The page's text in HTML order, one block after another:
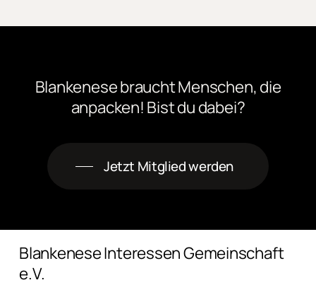
BlankenesebrauchtMenschen,die
anpacken! Bistdudabei?
Jetzt Mitglied werden
Blankenese Interessen Gemeinschaft
e.V.